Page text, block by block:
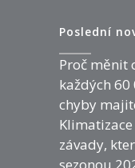
Poslední
Proč měnit
každých 60
chyby
závady,
sezonou